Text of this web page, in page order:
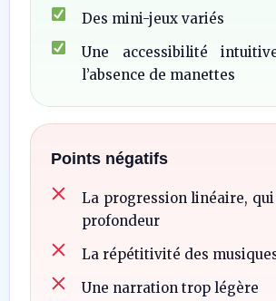
Des mini-jeux variés
Une accessibilité
l’absence de manettes
Points négatifs
La progression linéaire,
profondeur
La répétitivité des
Une narration trop légère